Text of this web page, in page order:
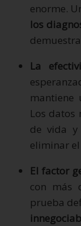
enorme.
los
La
mantiene
Los datos
de vida y
eliminar
El factor
con más
prueba